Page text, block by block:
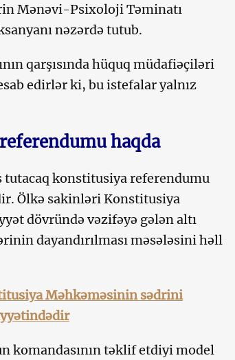
Mənəvi-Psixoloji Təminatı
nəzərdə tutub.
qarşısında hüquq müdafiəçiləri
edirlər ki, bu istefalar yalnız
haqda
konstitusiya referendumu
Ölkə sakinləri Konstitusiya
dövründə vəzifəyə gələn altı
dayandırılması məsələsini həll
Məhkəməsinin sədrini
komandasının təklif etdiyi model